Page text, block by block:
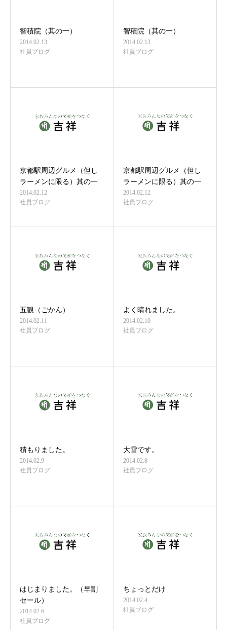
智積院（其の一）
2014.02.13
社員ブログ
智積院（其の一）
2014.02.13
社員ブログ
京都駅周辺グルメ（但し
ラーメンに限る）其の一
2014.02.12
社員ブログ
京都駅周辺グルメ（但し
ラーメンに限る）其の一
2014.02.12
社員ブログ
五観（ごかん）
2014.02.11
社員ブログ
よく晴れました。
2014.02.10
社員ブログ
積もりました。
2014.02.9
社員ブログ
大雪です。
2014.02.8
社員ブログ
はじまりました。（早割
セール）
2014.02.6
社員ブログ
ちょっとだけ
2014.02.4
社員ブログ